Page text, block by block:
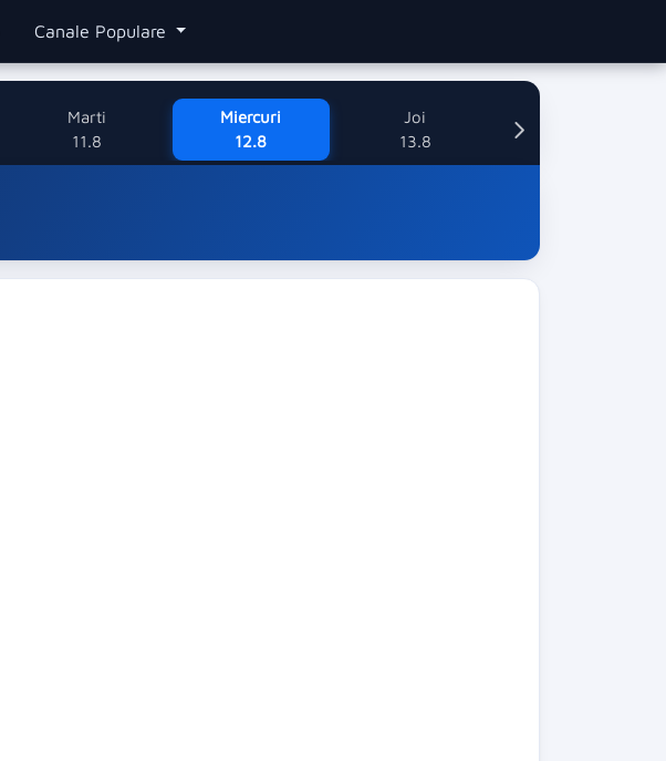
Canale Populare
Marti
11.8
Miercuri
12.8
Joi
13.8